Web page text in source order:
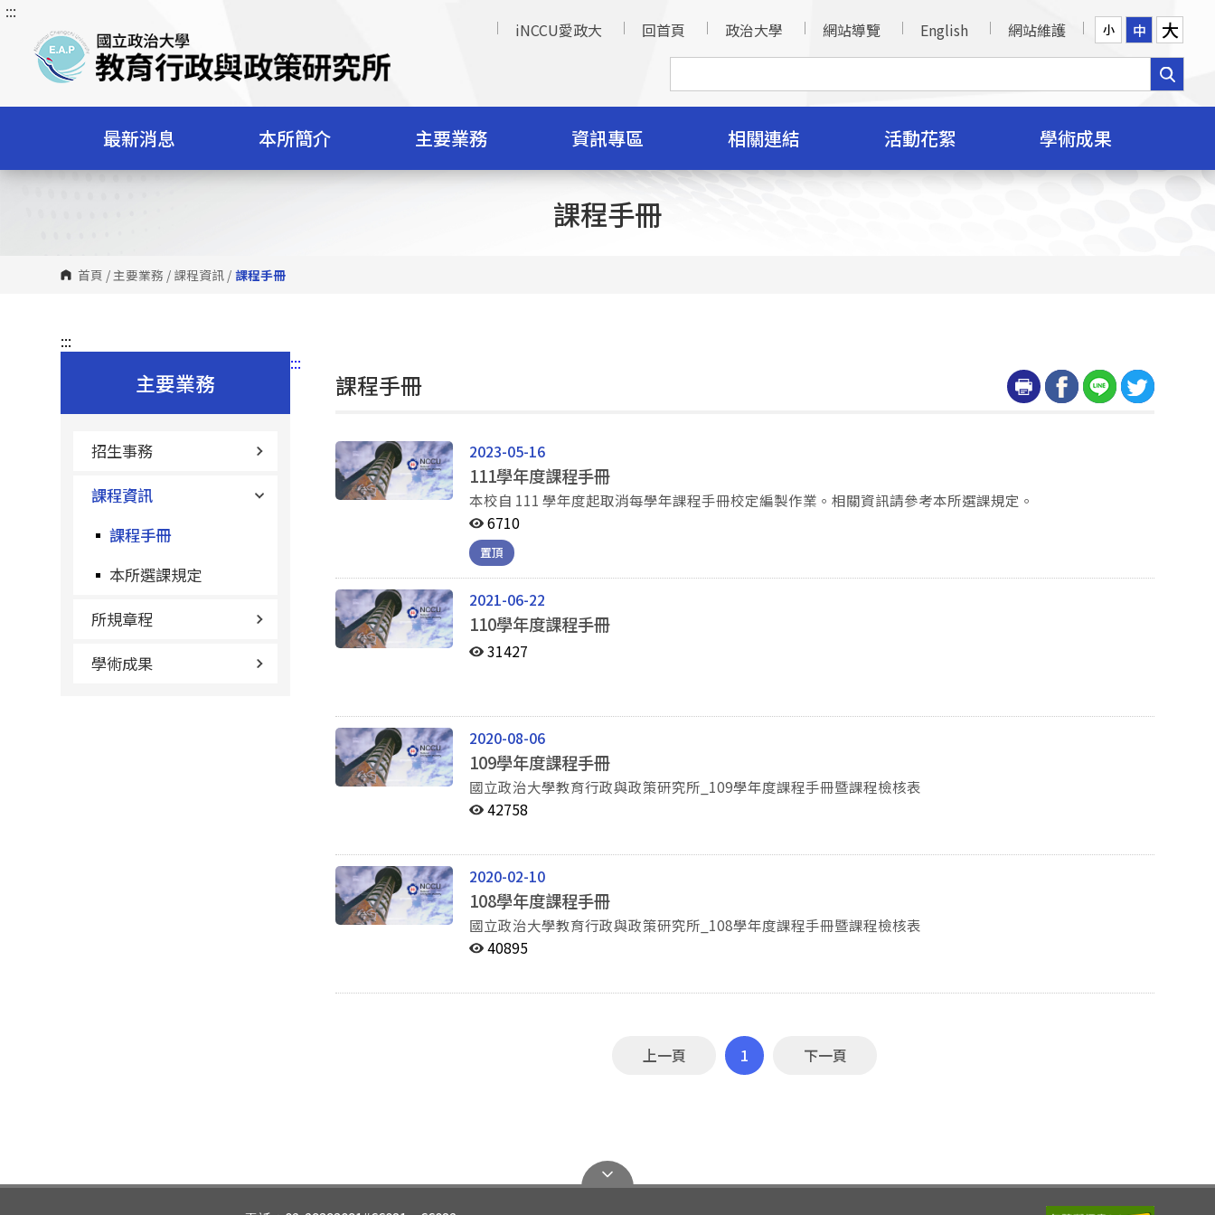
跳
內
塊
:::
iNCCU愛政大
回首頁 政治大學 網站導覽 English 網站維護 小 中 大
最新消息 本所簡介 主要業務 資訊專區 相關連結 活動花絮 學術成果
課程手冊
首頁 /主要業務 / 課程資訊 / 課程手冊
:::
主要業務
招生事務
課程資訊
課程手冊
本所選課規定
所規章程
學術成果
:::
課程手冊
2023-05-16
111學年度課程手冊
本校自 111 學年度起取消每學年課程手冊校定編製作業。相關資訊請參考本所選課規定。
6710
置頂
2021-06-22
110學年度課程手冊
31427
2020-08-06
109學年度課程手冊
國立政治大學教育行政與政策研究所_109學年度課程手冊暨課程檢核表
42758
2020-02-10
108學年度課程手冊
國立政治大學教育行政與政策研究所_108學年度課程手冊暨課程檢核表
40895
上一頁 1 下一頁